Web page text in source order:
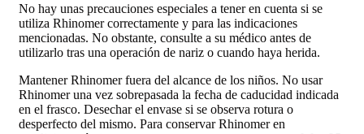
No hay unas precauciones especiales a tener en cuenta si se
utiliza Rhinomer correctamente y para las indicaciones
mencionadas. No obstante, consulte a su médico antes de
utilizarlo tras una operación de nariz o cuando haya herida.
Mantener Rhinomer fuera del alcance de los niños. No usar
Rhinomer una vez sobrepasada la fecha de caducidad indicada
en el frasco. Desechar el envase si se observa rotura o
desperfecto del mismo. Para conservar Rhinomer en